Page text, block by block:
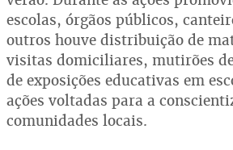
escolas, órgãos públicos,
outros houve distribuição de
visitas domiciliares, mutirões
de exposições educativas em
ações voltadas para a
comunidades locais.